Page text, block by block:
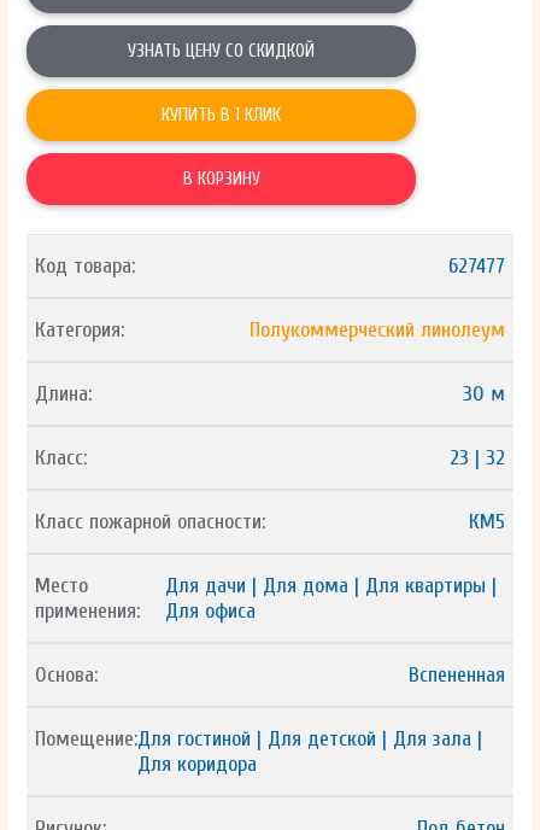
УЗНАТЬ ЦЕНУ СО СКИДКОЙ
КУПИТЬ В 1 КЛИК
В КОРЗИНУ
Код товара: 627477
Категория: Полукоммерческий линолеум
Длина: 30 м
Класс: 23 | 32
Класс пожарной опасности: КМ5
Место
применения:
Для дачи | Для дома | Для квартиры |
Для офиса
Основа: Вспененная
Помещение:Для гостиной | Для детской | Для зала |
Для коридора